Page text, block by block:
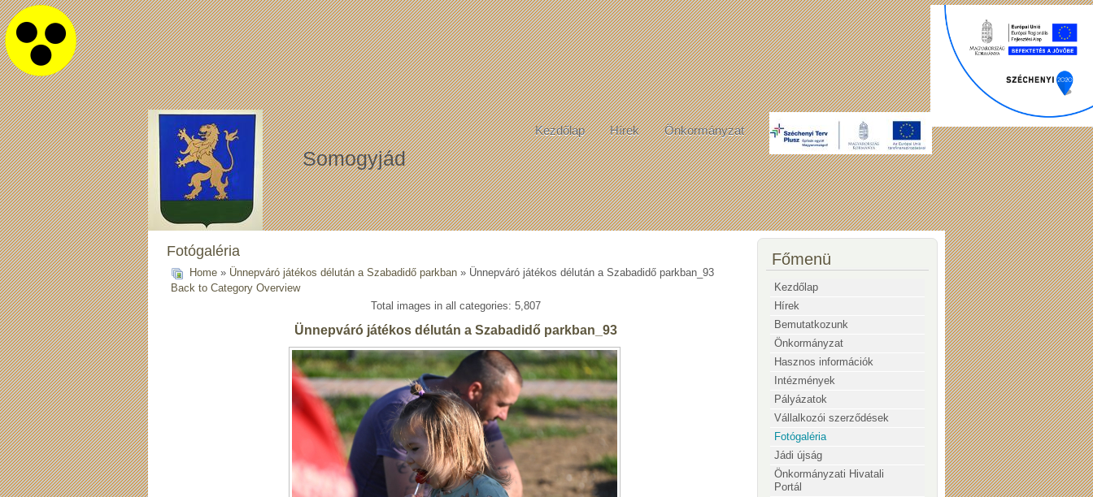
Kezdőlap Hírek Önkormányzat
Somogyjád
Főmenü
Kezdőlap
Hírek
Bemutatkozunk
Önkormányzat
Hasznos információk
Intézmények
Pályázatok
Vállalkozói szerződések
Fotógaléria
Jádi újság
Önkormányzati Hivatali
Portál
Fotógaléria
Home » Ünnepváró játékos délután a Szabadidő parkban » Ünnepváró játékos délután a Szabadidő parkban_93
Back to Category Overview
Total images in all categories: 5,807
Ünnepváró játékos délután a Szabadidő parkban_93